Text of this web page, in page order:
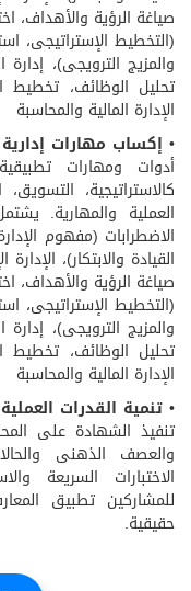
صياغة الرؤية والأهداف،
(التخطيط الإستراتيجى،
والمزيج الترويجى)،
تحليل الوظائف، تخطيط
الإدارة المالية والمحاسبة
• إكساب مهارات
أدوات ومهارات
كالاستراتيجية،
العملية والمهارية.
الاضطرابات (مفهوم
القيادة والابتكار)،
صياغة الرؤية والأهداف،
(التخطيط الإستراتيجى،
والمزيج الترويجى)،
تحليل الوظائف، تخطيط
الإدارة المالية والمحاسبة
• تنمية القدرات
تنفيذ الشهادة على
والعصف الذهنى
الاختبارات السريعة
للمشاركين تطبيق
حقيقية.